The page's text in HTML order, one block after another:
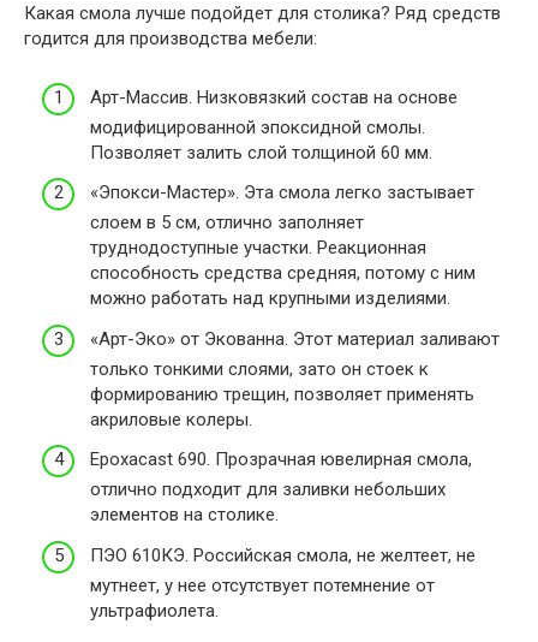
Какая смола лучше подойдет для столика? Ряд средств
годится для производства мебели:
Арт-Массив. Низковязкий состав на основе
модифицированной эпоксидной смолы.
Позволяет залить слой толщиной 60 мм.
«Эпокси-Мастер». Эта смола легко застывает
слоем в 5 см, отлично заполняет
труднодоступные участки. Реакционная
способность средства средняя, потому с ним
можно работать над крупными изделиями.
«Арт-Эко» от Экованна. Этот материал заливают
только тонкими слоями, зато он стоек к
формированию трещин, позволяет применять
акриловые колеры.
Epoxacast 690. Прозрачная ювелирная смола,
отлично подходит для заливки небольших
элементов на столике.
ПЭО 610КЭ. Российская смола, не желтеет, не
мутнеет, у нее отсутствует потемнение от
ультрафиолета.